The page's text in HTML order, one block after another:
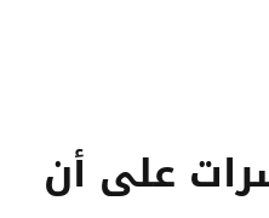
على أن